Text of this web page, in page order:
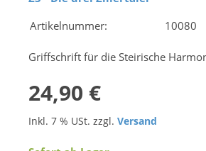
Artikelnummer:
10080
Griffschrift für die Steirische
24,90 €
Inkl. 7 % USt. zzgl. Versand